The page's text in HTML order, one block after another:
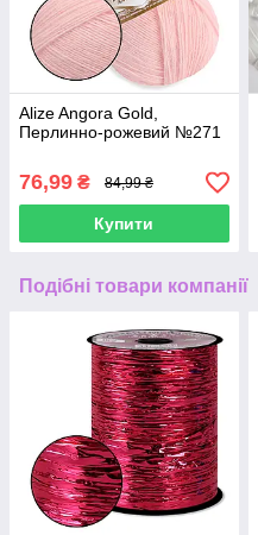
Alize Angora Gold,
Перлинно-рожевий №271
76,99 ₴ 84,99 ₴
Купити
Подібні товари компанії